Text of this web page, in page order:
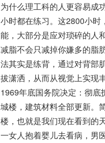
为什么理工科的人更容易成
小时都在练习。这2800小
能，大部分是应对琐碎的人
减脂不会只减掉你嫌多的脂
法其实是练背，通过对背部
拔潇洒，从而从视觉上实现
1969年底国务院决定：彻
城楼，建筑材料全部更新。
楼，也就是我们现在看到的天
一女人抱着婴儿去看病，男